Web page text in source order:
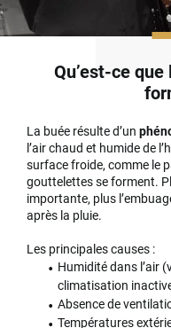
Qu’est-ce
La buée résulte d’un
l’air chaud et humide de
surface froide, comme le
gouttelettes se forment.
importante, plus
après la pluie.
Les principales causes :
Humidité dans l’air
climatisation
Absence de
Températures